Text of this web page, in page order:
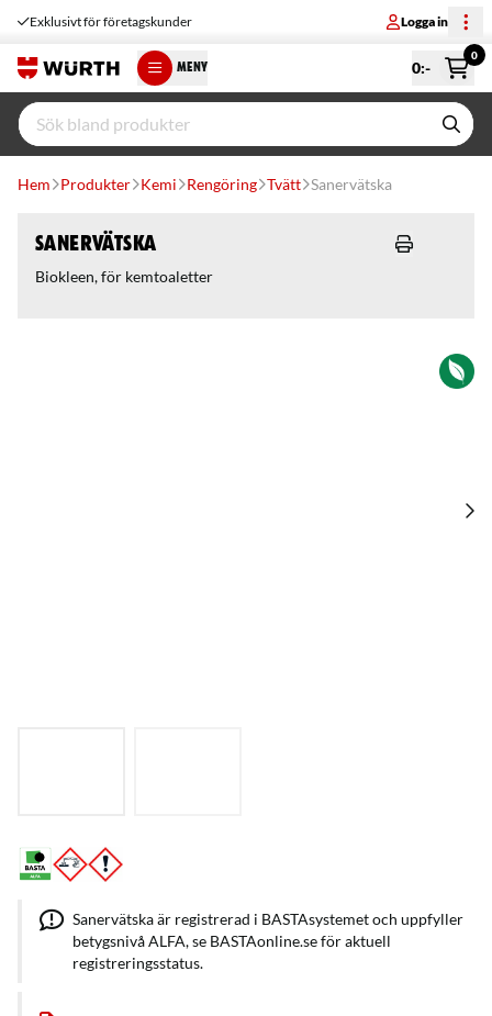
Exklusivt för företagskunder Logga in
MENY 0:-
0
Hem Produkter Kemi Rengöring Tvätt Sanervätska
Sanervätska
Biokleen, för kemtoaletter
Sanervätska är registrerad i BASTAsystemet och uppfyller
betygsnivå ALFA, se BASTAonline.se för aktuell
registreringsstatus.